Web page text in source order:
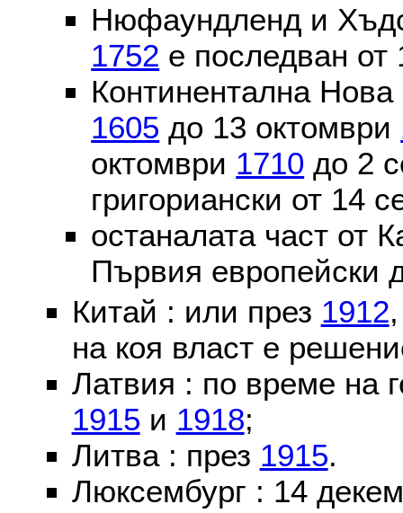
Нюфаундленд и
1752 е последван от
Континентална
1605 до 13 октомври
октомври 1710 до 2
григориански от 14
останалата част от
Първия европейски
Китай : или през 1912
на коя власт е
Латвия : по време на
1915 и 1918;
Литва : през 1915.
Люксембург : 14